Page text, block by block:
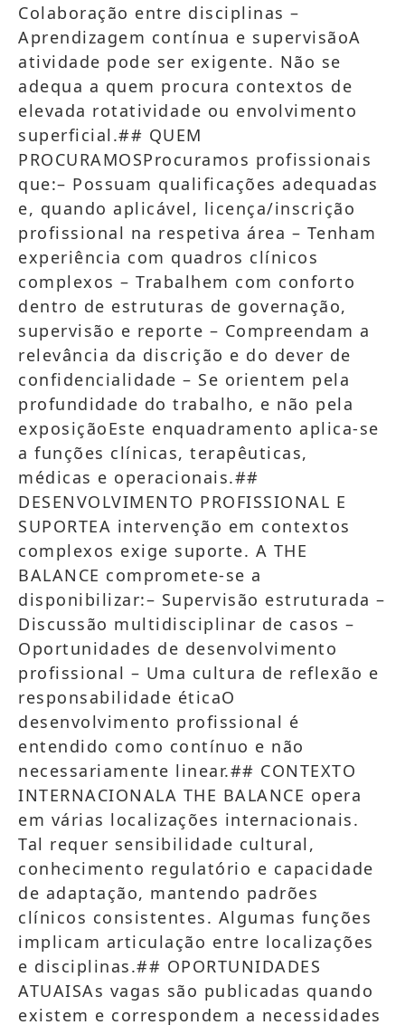
Colaboração entre disciplinas –
Aprendizagem contínua e supervisãoA
atividade pode ser exigente. Não se
adequa a quem procura contextos de
elevada rotatividade ou envolvimento
superficial.## QUEM
PROCURAMOSProcuramos profissionais
que:– Possuam qualificações adequadas
e, quando aplicável, licença/inscrição
profissional na respetiva área – Tenham
experiência com quadros clínicos
complexos – Trabalhem com conforto
dentro de estruturas de governação,
supervisão e reporte – Compreendam a
relevância da discrição e do dever de
confidencialidade – Se orientem pela
profundidade do trabalho, e não pela
exposiçãoEste enquadramento aplica-se
a funções clínicas, terapêuticas,
médicas e operacionais.##
DESENVOLVIMENTO PROFISSIONAL E
SUPORTEA intervenção em contextos
complexos exige suporte. A THE
BALANCE compromete-se a
disponibilizar:– Supervisão estruturada –
Discussão multidisciplinar de casos –
Oportunidades de desenvolvimento
profissional – Uma cultura de reflexão e
responsabilidade éticaO
desenvolvimento profissional é
entendido como contínuo e não
necessariamente linear.## CONTEXTO
INTERNACIONALA THE BALANCE opera
em várias localizações internacionais.
Tal requer sensibilidade cultural,
conhecimento regulatório e capacidade
de adaptação, mantendo padrões
clínicos consistentes. Algumas funções
implicam articulação entre localizações
e disciplinas.## OPORTUNIDADES
ATUAISAs vagas são publicadas quando
existem e correspondem a necessidades